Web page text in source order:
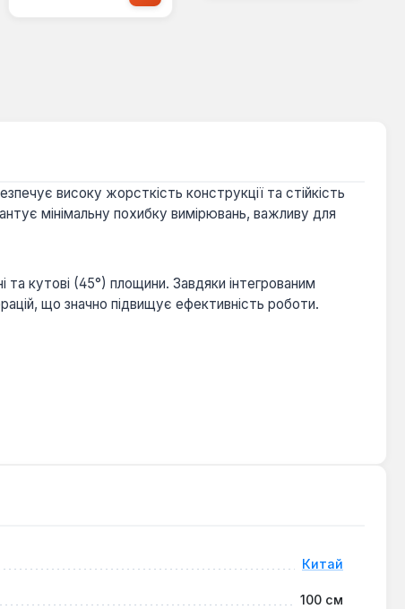
високу жорсткість конструкції та стійкість
мінімальну похибку вимірювань, важливу для
кутові (45°) площини. Завдяки інтегрованим
що значно підвищує ефективність роботи.
які працюють з металевими каркасами,
використання в умовах будівельного
Китай
100 см